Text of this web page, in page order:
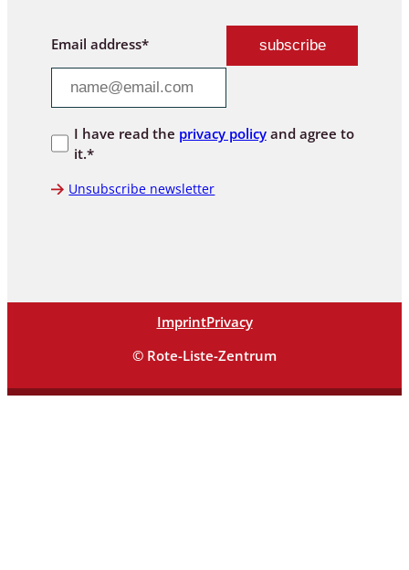
Email address*
I have read the privacy policyand agree to
it.*
Unsubscribe newsletter
ImprintPrivacy
© Rote-Liste-Zentrum